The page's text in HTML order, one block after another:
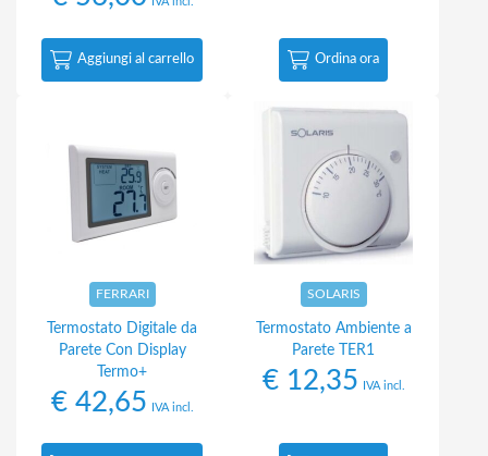
Aggiungi al carrello Ordina ora
FERRARI
Termostato Digitale da
Parete Con Display
Termo+
€42,65 IVA incl.
SOLARIS
Termostato Ambiente a
Parete TER1
€12,35 IVA incl.